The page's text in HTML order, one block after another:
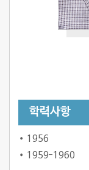
학력사항
1956
1959-1960